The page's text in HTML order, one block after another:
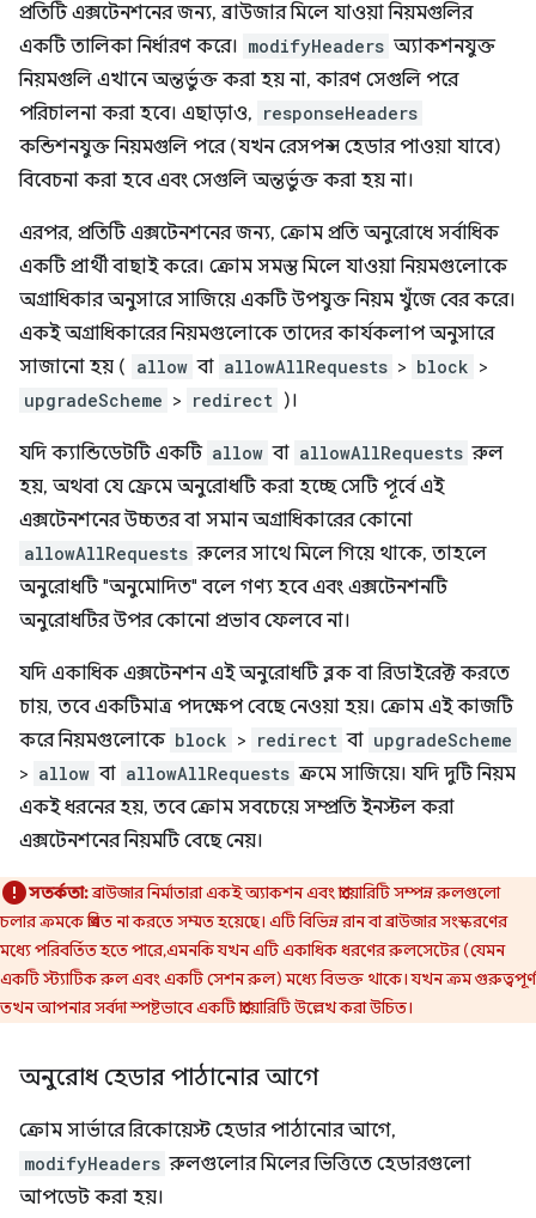
প্রতিটি এক্সটেনশনের জন্য, ব্রাউজার মিলে যাওয়া নিয়মগুলির
একটি তালিকা নির্ধারণ করে। modifyHeaders অ্যাকশনযুক্ত
নিয়মগুলি এখানে অন্তর্ভুক্ত করা হয় না, কারণ সেগুলি পরে
পরিচালনা করা হবে। এছাড়াও, responseHeaders
কন্ডিশনযুক্ত নিয়মগুলি পরে (যখন রেসপন্স হেডার পাওয়া যাবে)
বিবেচনা করা হবে এবং সেগুলি অন্তর্ভুক্ত করা হয় না।
এরপর, প্রতিটি এক্সটেনশনের জন্য, ক্রোম প্রতি অনুরোধে সর্বাধিক
একটি প্রার্থী বাছাই করে। ক্রোম সমস্ত মিলে যাওয়া নিয়মগুলোকে
অগ্রাধিকার অনুসারে সাজিয়ে একটি উপযুক্ত নিয়ম খুঁজে বের করে।
একই অগ্রাধিকারের নিয়মগুলোকে তাদের কার্যকলাপ অনুসারে
সাজানো হয় ( allow বা allowAllRequests > block >
upgradeScheme > redirect )।
যদি ক্যান্ডিডেটটি একটি allow বা allowAllRequests রুল
হয়, অথবা যে ফ্রেমে অনুরোধটি করা হচ্ছে সেটি পূর্বে এই
এক্সটেনশনের উচ্চতর বা সমান অগ্রাধিকারের কোনো
allowAllRequests রুলের সাথে মিলে গিয়ে থাকে, তাহলে
অনুরোধটি "অনুমোদিত" বলে গণ্য হবে এবং এক্সটেনশনটি
অনুরোধটির উপর কোনো প্রভাব ফেলবে না।
যদি একাধিক এক্সটেনশন এই অনুরোধটি ব্লক বা রিডাইরেক্ট করতে
চায়, তবে একটিমাত্র পদক্ষেপ বেছে নেওয়া হয়। ক্রোম এই কাজটি
করে নিয়মগুলোকে block > redirect বা upgradeScheme
> allow বা allowAllRequests ক্রমে সাজিয়ে। যদি দুটি নিয়ম
একই ধরনের হয়, তবে ক্রোম সবচেয়ে সম্প্রতি ইনস্টল করা
এক্সটেনশনের নিয়মটি বেছে নেয়।
সতর্কতা:ব্রাউজার নির্মাতারা একই অ্যাকশন এবং প্রায়োরিটি সম্পন্ন রুলগুলো
চলার ক্রমকে প্রমিত না করতে সম্মত হয়েছে। এটি বিভিন্ন রান বা ব্রাউজার সংস্করণের
মধ্যে পরিবর্তিত হতে পারে, এমনকি যখন এটি একাধিক ধরণের রুলসেটের (যেমন
একটি স্ট্যাটিক রুল এবং একটি সেশন রুল) মধ্যে বিভক্ত থাকে। যখন ক্রম গুরুত্বপূর্ণ,
তখন আপনার সর্বদা স্পষ্টভাবে একটি প্রায়োরিটি উল্লেখ করা উচিত।
অনুরোধ হেডার পাঠানোর আগে
ক্রোম সার্ভারে রিকোয়েস্ট হেডার পাঠানোর আগে,
modifyHeaders রুলগুলোর মিলের ভিত্তিতে হেডারগুলো
আপডেট করা হয়।